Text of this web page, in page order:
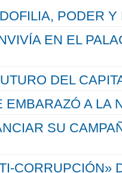
PODER Y
EN EL
DEL
EMBARAZÓ A LA
SU
CORRUPCIÓN»